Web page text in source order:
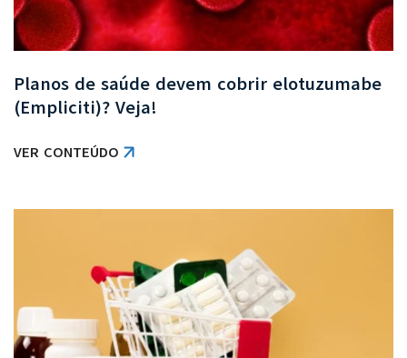
Planos de saúde devem cobrir elotuzumabe
(Empliciti)? Veja!
VER CONTEÚDO